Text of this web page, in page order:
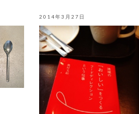
2014年3月27日